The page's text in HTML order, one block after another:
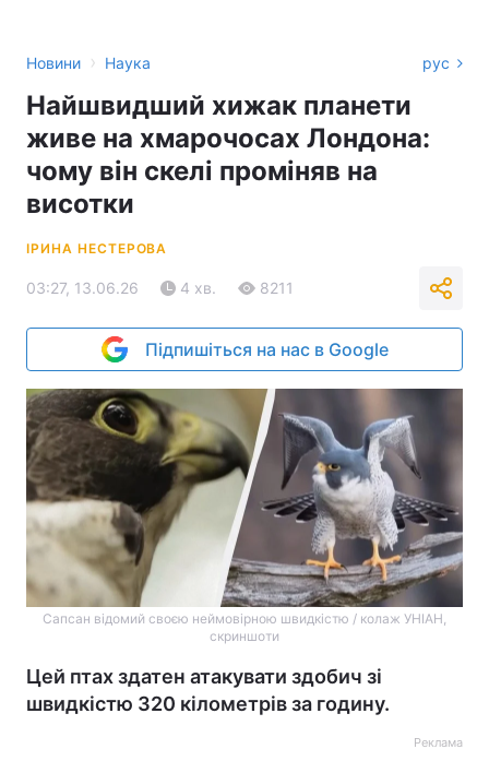
Новини › Наука рус
Найшвидший хижак планети
живе на хмарочосах Лондона:
чому він скелі проміняв на
висотки
ІРИНА НЕСТЕРОВА
03:27, 13.06.26 4 хв. 8211
Підпишіться на нас в Google
Сапсан відомий своєю неймовірною швидкістю / колаж УНІАН,
скриншоти
Цей птах здатен атакувати здобич зі
швидкістю 320 кілометрів за годину.
Реклама